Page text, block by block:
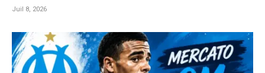
Juil 8, 2026